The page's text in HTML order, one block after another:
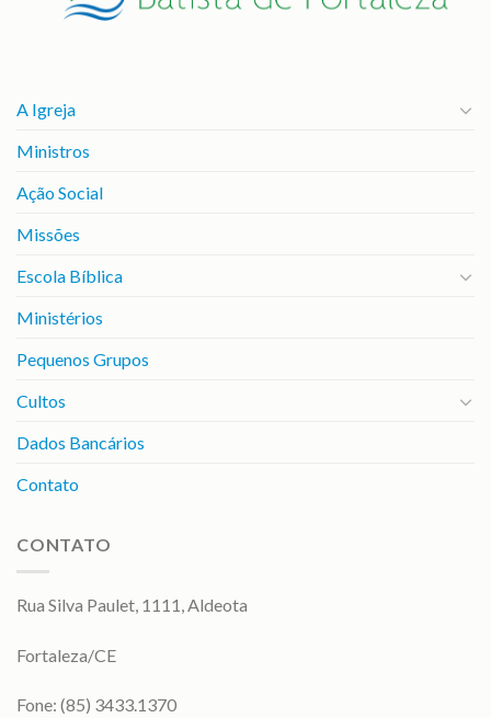
A Igreja
Ministros
Ação Social
Missões
Escola Bíblica
Ministérios
Pequenos Grupos
Cultos
Dados Bancários
Contato
CONTATO
Rua Silva Paulet, 1111, Aldeota
Fortaleza/CE
Fone: (85) 3433.1370